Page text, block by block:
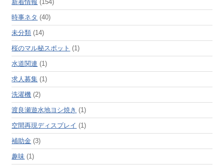
新着情報 (154)
時事ネタ (40)
未分類 (14)
桜のマル秘スポット (1)
水道関連 (1)
求人募集 (1)
洗濯機 (2)
渡良瀬遊水地ヨシ焼き (1)
空間再現ディスプレイ (1)
補助金 (3)
趣味 (1)